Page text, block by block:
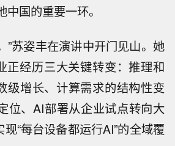
国的重要一环。
”苏姿丰在演讲中开门见山。她
正经历三大关键转变：推理和
级增长、计算需求的结构性变
位、AI部署从企业试点转向大
“每台设备都运行AI”的全域覆